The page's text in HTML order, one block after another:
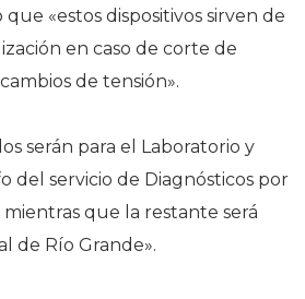
que «estos dispositivos sirven de
en caso de corte de
de tensión».
serán para el Laboratorio y
del servicio de Diagnósticos por
que la restante será
de Río Grande».